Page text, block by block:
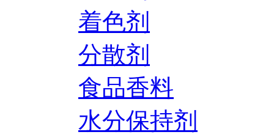
着色剂
分散剂
食品香料
水分保持剂